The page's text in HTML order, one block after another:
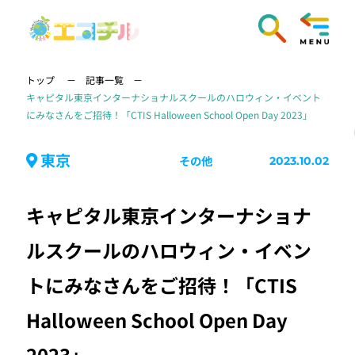
トップ
記事一覧
キャピタル東京インターナショナルスクールのハロウィン・イベント
にみなさんをご招待！「CTIS Halloween School Open Day 2023」
東京 その他 2023.10.02
キャピタル東京インターナショナ
ルスクールのハロウィン・イベン
トにみなさんをご招待！「CTIS
Halloween School Open Day